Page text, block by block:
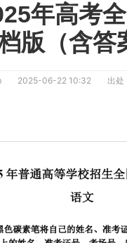
年高考
版（含答
2025-06-22 10:32 出处